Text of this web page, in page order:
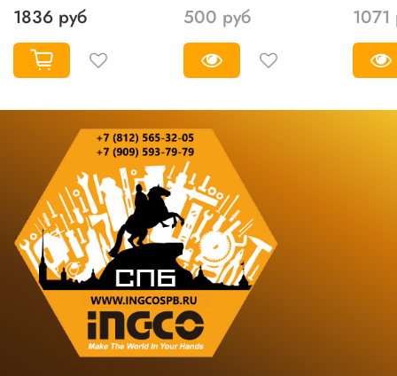
1836 руб 500 руб 1071